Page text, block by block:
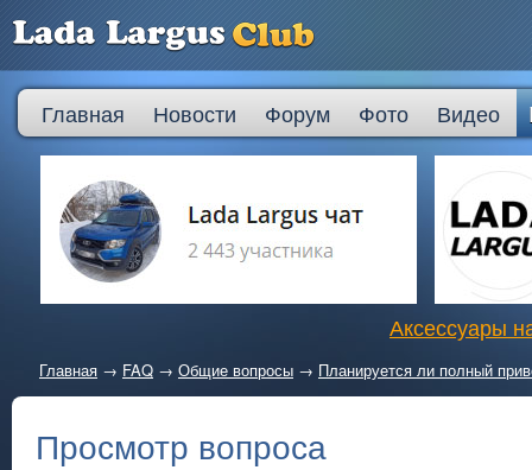
Главная Новости Форум Фото Видео
Аксессуары
Главная → FAQ → Общие вопросы → Планируется ли полный
Просмотр вопроса